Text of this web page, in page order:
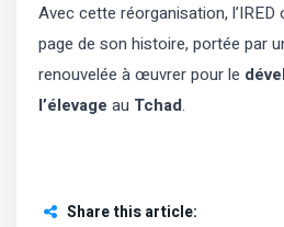
Avec cette réorganisation, l’IRED
page de son histoire, portée par
renouvelée à œuvrer pour le
l’élevage au Tchad.
Share this article: